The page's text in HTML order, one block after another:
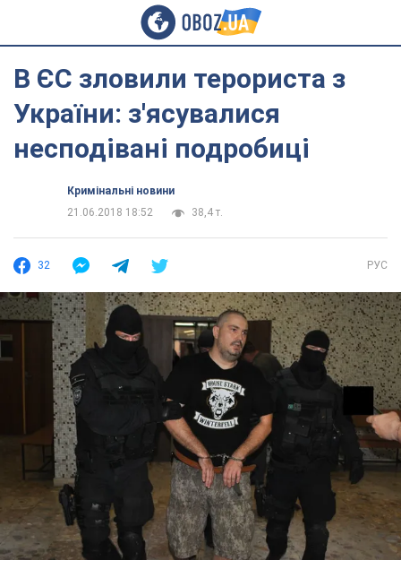
В ЄС зловили терориста з
України: з'ясувалися
несподівані подробиці
Кримінальні новини
21.06.2018 18:52
38,4 т.
32 РУС